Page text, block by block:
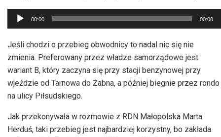
Odtwarzacz
plików
dźwiękowych
00:00 00:00
Jeśli chodzi o przebieg obwodnicy to nadal nic się nie
zmienia. Preferowany przez władze samorządowe jest
wariant B, który zaczyna się przy stacji benzynowej przy
wjeździe od Tarnowa do Żabna, a później biegnie przez rondo
na ulicy Piłsudskiego.
Jak przekonywała w rozmowie z RDN Małopolska Marta
Herduś, taki przebieg jest najbardziej korzystny, bo zakłada